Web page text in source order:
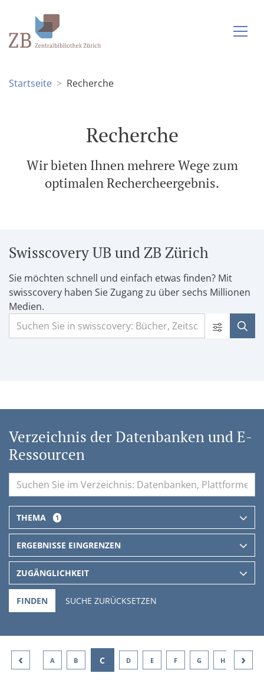
Startseite Recherche
Recherche
Wir bieten Ihnen mehrere Wege zum
optimalen Rechercheergebnis.
Swisscovery UB und ZB Zürich
Sie möchten schnell und einfach etwas finden? Mit
swisscovery haben Sie Zugang zu über sechs Millionen
Medien.
Verzeichnis der Datenbanken und E-
Ressourcen
THEMA 1
ERGEBNISSE EINGRENZEN
ZUGÄNGLICHKEIT
FINDEN SUCHE ZURÜCKSETZEN
‹ A B C D E F G H ›